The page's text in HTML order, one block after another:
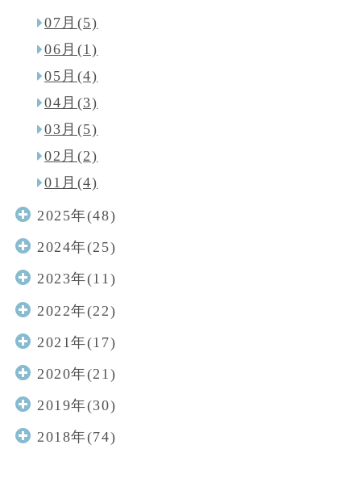
07月(5)
06月(1)
05月(4)
04月(3)
03月(5)
02月(2)
01月(4)
2025年(48)
2024年(25)
2023年(11)
2022年(22)
2021年(17)
2020年(21)
2019年(30)
2018年(74)